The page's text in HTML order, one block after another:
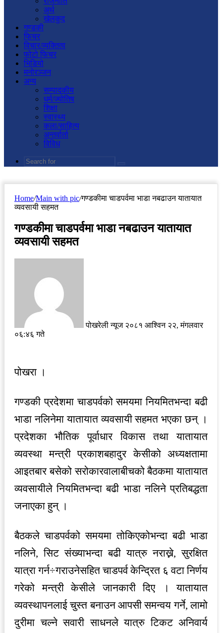
अर्थ
खेलकुद
गण्डकी
फिचर
विचार/व्यक्तित्व
फोटो फिचर
भिडियो
मनोरञ्जन
अन्य
सम्पादकीय
धर्म/ज्योतिष
शिक्षा
स्वास्थ्य
कला/साहित्य
अन्तर्वार्ता
विविध
Search
Home/Main with pic/गण्डकीमा चाडपर्वमा भाडा नबढाउन यातायात
व्यवसायी सहमत
गण्डकीमा चाडपर्वमा भाडा नबढाउन यातायात
व्यवसायी सहमत
पोखरेली न्यूज २०८१ आश्विन २२, मंगलवार
०६:४६ गते
पोखरा ।
गण्डकी प्रदेशमा चाडपर्वको समयमा नियमितभन्दा बढी
भाडा नलिनेमा यातायात व्यवसायी सहमत भएका छन् ।
प्रदेशका भौतिक पूर्वाधार विकास तथा यातायात
व्यवस्था मन्त्री प्रकाशबहादुर केसीको अध्यक्षतामा
आइतबार बसेको सरोकारवालाबीचको बैठकमा यातायात
व्यवसायीले नियमितभन्दा बढी भाडा नलिने प्रतिबद्धता
जनाएका हुन् ।
बैठकले चाडपर्वको समयमा तोकिएकोभन्दा बढी भाडा
नलिने, सिट संख्याभन्दा बढी यात्रु नराख्ने, सुरक्षित
यात्रा गर्न÷गराउनेसहित चाडपर्व केन्द्रित ६ वटा निर्णय
गरेको मन्त्री केसीले जानकारी दिए । यातायात
व्यवस्थापनलाई चुस्त बनाउन आपसी समन्वय गर्ने, लामो
दुरीमा चल्ने सवारी साधनले यात्रु टिकट अनिवार्य